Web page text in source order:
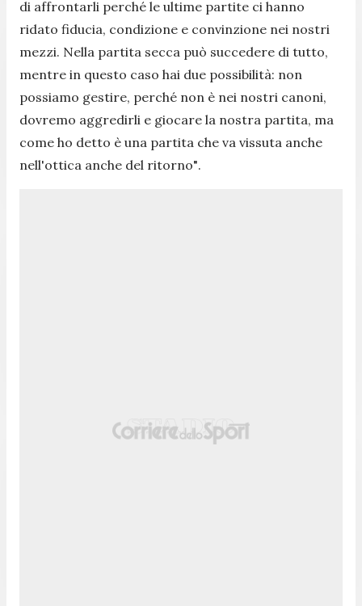
di affrontarli perché le ultime partite ci hanno
ridato fiducia, condizione e convinzione nei nostri
mezzi. Nella partita secca può succedere di tutto,
mentre in questo caso hai due possibilità: non
possiamo gestire, perché non è nei nostri canoni,
dovremo aggredirli e giocare la nostra partita, ma
come ho detto è una partita che va vissuta anche
nell'ottica anche del ritorno".